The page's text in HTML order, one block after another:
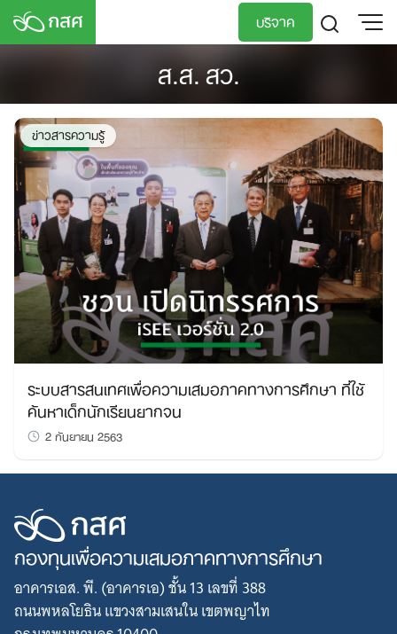
Skip
content
บริจาค
ส.ส. สว.
ข่าวสารความรู้
ระบบสารสนเทศเพื่อความเสมอภาคทางการศึกษา ที่ใช้
ค้นหาเด็กนักเรียนยากจน
2 กันยายน 2563
กองทุนเพื่อความเสมอภาคทางการศึกษา
อาคารเอส. พี. (อาคารเอ) ชั้น 13 เลขที่ 388
ถนนพหลโยธิน แขวงสามเสนใน เขตพญาไท